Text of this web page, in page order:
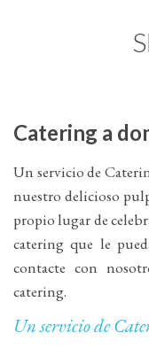
Catering a
Un servicio de
nuestro delicioso
propio lugar de
catering que le
contacte con
catering.
Un servicio de